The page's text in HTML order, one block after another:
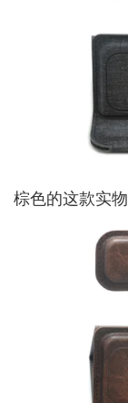
棕色的这款实